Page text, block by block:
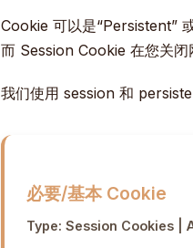
Cookie 可以是“Persistent”
而 Session Cookie 在您关闭
我们使用 session 和
必要/基本 Cookie
Type: Session Cookies |